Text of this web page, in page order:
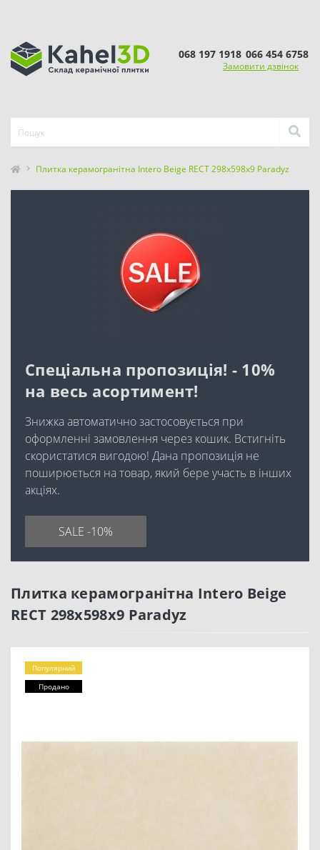
068 197 1918 066 454 6758
Замовити дзвінок
Плитка керамогранітна Intero Beige RECT 298x598x9 Paradyz
Спеціальна пропозиція! - 10%
на весь асортимент!
Знижка автоматично застосовується при
оформленні замовлення через кошик. Встигніть
скористатися вигодою! Дана пропозиція не
поширюється на товар, який бере участь в інших
акціях.
SALE -10%
Плитка керамогранітна Intero Beige
RECT 298x598x9 Paradyz
Популярний
Продано